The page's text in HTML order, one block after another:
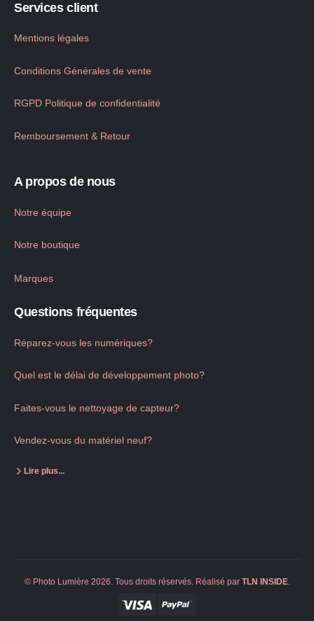
Services client
Mentions légales
Conditions Générales de vente
RGPD Politique de confidentialité
Remboursement & Retour
A propos de nous
Notre équipe
Notre boutique
Marques
Questions fréquentes
Réparez-vous les numériques?
Quel est le délai de développement photo?
Faites-vous le nettoyage de capteur?
Vendez-vous du matériel neuf?
Lire plus...
© Photo Lumière 2026. Tous droits réservés. Réalisé par TLN INSIDE.